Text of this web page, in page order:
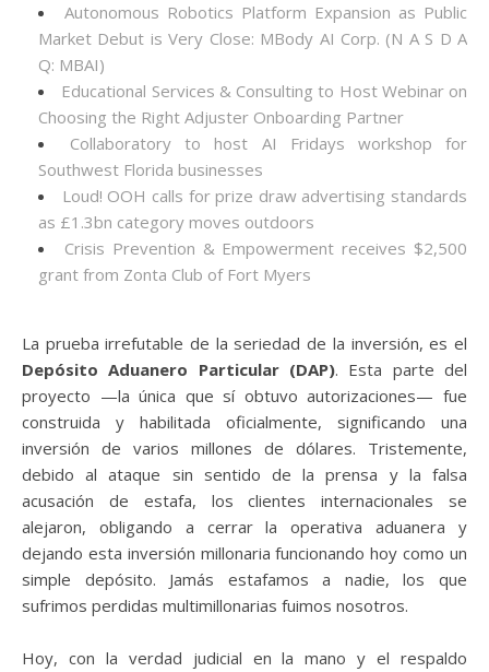
Autonomous Robotics Platform Expansion as Public
Market Debut is Very Close: MBody AI Corp. (N A S D A
Q: MBAI)
Educational Services & Consulting to Host Webinar on
Choosing the Right Adjuster Onboarding Partner
Collaboratory to host AI Fridays workshop for
Southwest Florida businesses
Loud! OOH calls for prize draw advertising standards
as £1.3bn category moves outdoors
Crisis Prevention & Empowerment receives $2,500
grant from Zonta Club of Fort Myers
La prueba irrefutable de la seriedad de la inversión, es el
Depósito Aduanero Particular (DAP). Esta parte del
proyecto —la única que sí obtuvo autorizaciones— fue
construida y habilitada oficialmente, significando una
inversión de varios millones de dólares. Tristemente,
debido al ataque sin sentido de la prensa y la falsa
acusación de estafa, los clientes internacionales se
alejaron, obligando a cerrar la operativa aduanera y
dejando esta inversión millonaria funcionando hoy como un
simple depósito. Jamás estafamos a nadie, los que
sufrimos perdidas multimillonarias fuimos nosotros.
Hoy, con la verdad judicial en la mano y el respaldo